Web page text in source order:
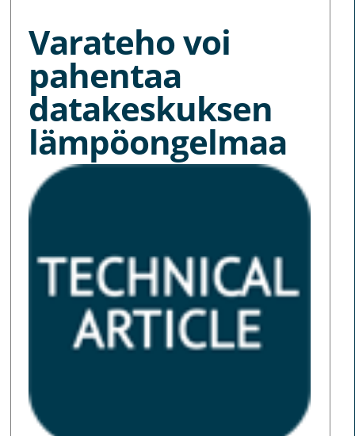
Varateho voi
pahentaa
datakeskuksen
lämpöongelmaa